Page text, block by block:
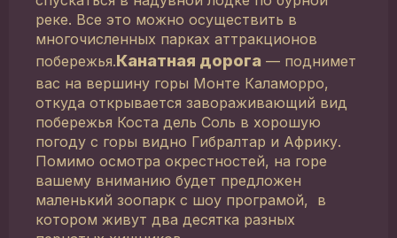
реке. Все это можно осуществить в
многочисленных парках аттракционов
побережья.Канатная дорога — поднимет
вас на вершину горы Монте Каламорро,
откуда открывается завораживающий вид
побережья Коста дель Соль в хорошую
погоду с горы видно Гибралтар и Африку.
Помимо осмотра окрестностей, на горе
вашему вниманию будет предложен
маленький зоопарк с шоу програмой, в
котором живут два десятка разных